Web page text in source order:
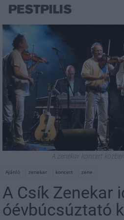
A zenekar koncert
Ajánló zenekar koncert zene
A Csík Zenekar
óévbúcsúztató